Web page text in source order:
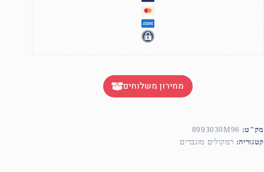
מחירון משלוחים
מק"ט: 8993030M96
קטגוריה: רמקולים מוגברים